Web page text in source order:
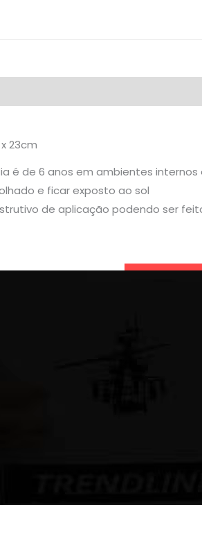
23cm
é de 6 anos em ambientes
e ficar exposto ao sol
de aplicação podendo ser